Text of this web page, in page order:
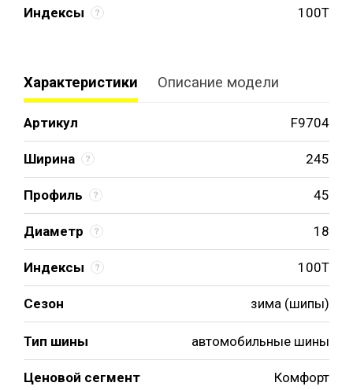
Индексы 100T
Характеристики Описание модели
Артикул F9704
Ширина 245
Профиль 45
Диаметр 18
Индексы 100T
Сезон зима (шипы)
Тип шины автомобильные шины
Ценовой сегмент Комфорт